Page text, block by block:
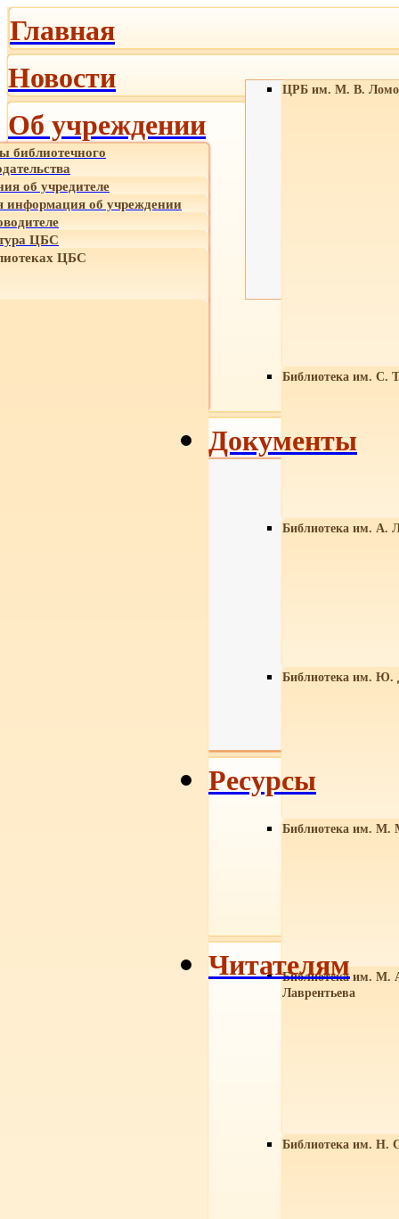
Главная
Новости
Об учреждении
библиотечного
об учредителе
об учреждении
ЦБС
ЦБС
ЦРБ им. М. В.
Библиотека им. С.
Библиотека им. А.
Библиотека им. Ю.
Библиотека им. М.
Библиотека им. М.
Лаврентьева
Библиотека им. Н.
Документы
Ресурсы
Читателям